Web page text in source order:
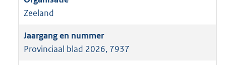
Zeeland
Provinciaal blad 2026, 7937